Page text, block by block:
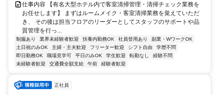
仕事内容 【有名大型ホテル内で客室清掃管理・清掃チェック業務を
お任せします】 まずはルームメイク・客室清掃業務を覚えていただ
き、 その後は担当フロアのリーダーとしてスタッフのサポートや品
質管理を行っ...
制服あり 業界未経験者歓迎 扶養内勤務OK 社員登用あり
副業・WワークOK
土日祝のみOK
主婦・主夫歓迎 フリーター歓迎 シフト自由
学歴不問
即日勤務OK
職場見学可 平日のみOK 学生歓迎 転勤なし
経験不問
未経験者歓迎
交通費全額支給 午前 経験者歓迎
正社員